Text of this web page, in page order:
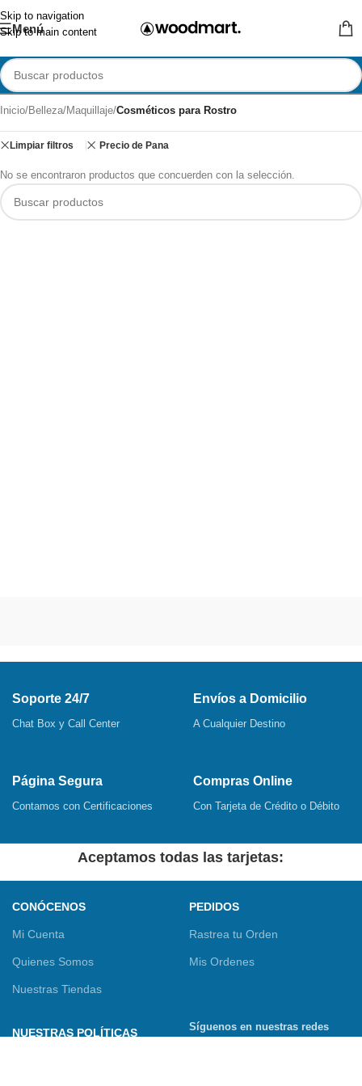
Skip to navigation
Skip to main content
Menú
Inicio/Belleza/Maquillaje/Cosméticos para Rostro
Limpiar filtros Precio de Pana
No se encontraron productos que concuerden con la selección.
Soporte 24/7
Chat Box y Call Center
Envíos a Domicilio
A Cualquier Destino
Página Segura
Contamos con Certificaciones
Compras Online
Con Tarjeta de Crédito o Débito
Aceptamos todas las tarjetas:
CONÓCENOS
Mi Cuenta
Quienes Somos
Nuestras Tiendas
PEDIDOS
Rastrea tu Orden
Mis Ordenes
NUESTRAS POLÍTICAS
Síguenos en nuestras redes